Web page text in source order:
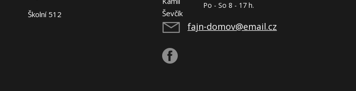
Školní 512
Po - So 8 - 17 h.
fajn-domov@email.cz